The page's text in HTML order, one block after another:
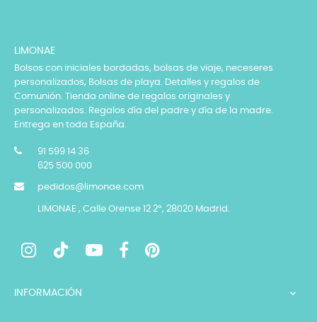
LIMONAE
Bolsos con iniciales bordadas, bolsas de viaje, neceseres
personalizados, Bolsas de playa. Detalles y regalos de
Comunión. Tienda online de regalos originales y
personalizados. Regalos día del padre y día de la madre.
Entrega en toda España.
91 599 14 36
625 500 000
pedidos@limonae.com
LIMONAE , Calle Orense 12 2º, 28020 Madrid.
INFORMACIÓN 